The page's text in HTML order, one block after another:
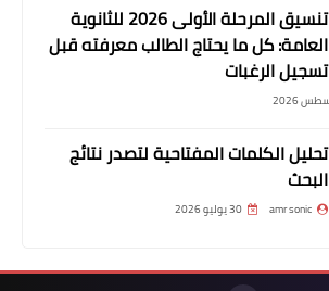
تنسيق المرحلة الأولى 2026 للثانوية
العامة: كل ما يحتاج الطالب معرفته قبل
تسجيل الرغبات
تحليل الكلمات المفتاحية لتصدر نتائج
البحث
amr sonic 30 يوليو 2026